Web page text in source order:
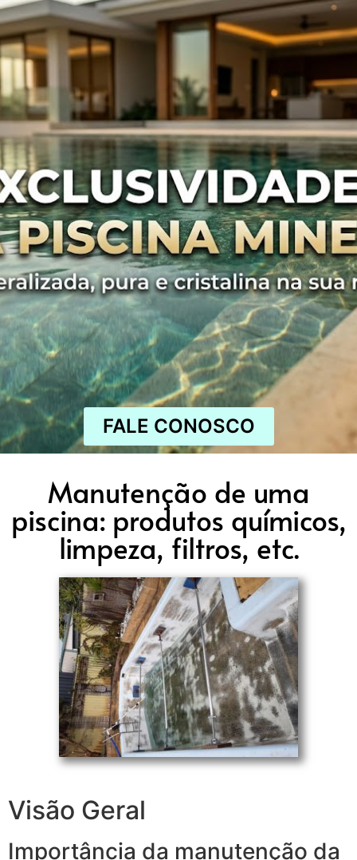
FALE CONOSCO
Manutenção de uma
piscina: produtos químicos,
limpeza, filtros, etc.
Visão Geral
Importância da manutenção da